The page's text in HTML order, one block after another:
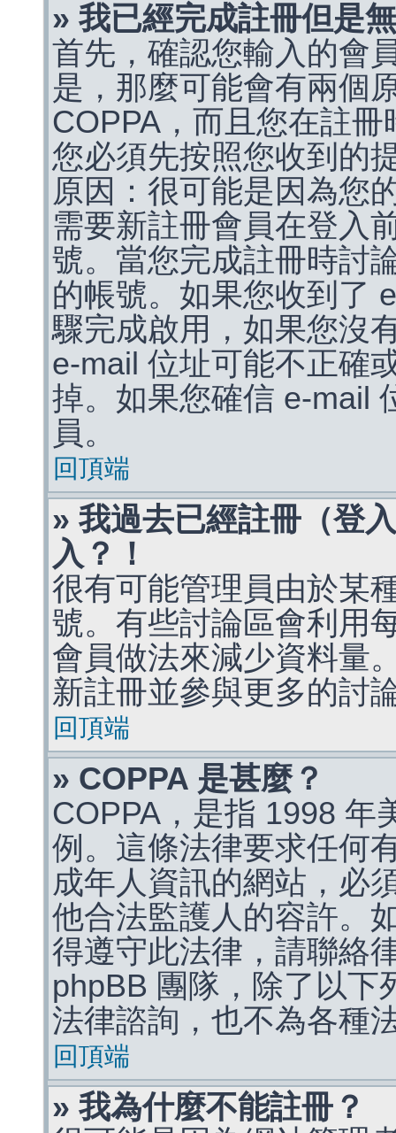
» 我已經完成註冊但是
首先，確認您輸入的會
是，那麼可能會有兩個
COPPA，而且您在註
您必須先按照您收到的
原因：很可能是因為您
需要新註冊會員在登入
號。當您完成註冊時討
的帳號。如果您收到了
驟完成啟用，如果您沒
e-mail 位址可能不正確
掉。如果您確信 e-mail
員。
回頂端
» 我過去已經註冊（登
入？！
很有可能管理員由於某
號。有些討論區會利用
會員做法來減少資料量
新註冊並參與更多的討
回頂端
» COPPA 是甚麼？
COPPA，是指 1998 年
例。這條法律要求任何
成年人資訊的網站，必
他合法監護人的容許。
得遵守此法律，請聯絡
phpBB 團隊，除了以下
法律諮詢，也不為各種
回頂端
» 我為什麼不能註冊？